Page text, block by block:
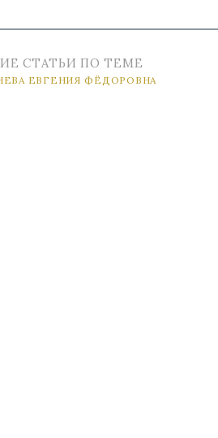
СТАТЬИ ПО ТЕМЕ
ЕВГЕНИЯ ФЁДОРОВНА